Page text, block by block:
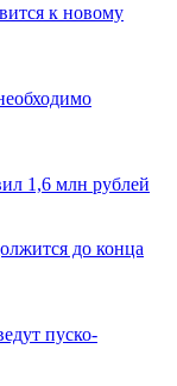
к новому
1,6 млн рублей
до конца
пуско-